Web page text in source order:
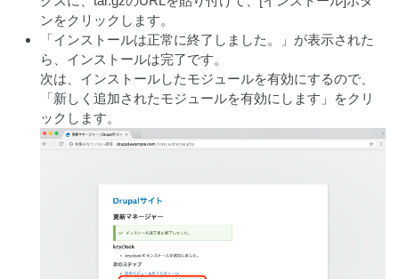
ンをクリックします。
「インストールは正常に終了しました。」が表示された
ら、インストールは完了です。
次は、インストールしたモジュールを有効にするので、
「新しく追加されたモジュールを有効にします」をクリ
ックします。